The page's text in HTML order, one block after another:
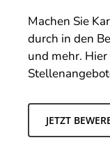
Machen Sie
durch in den
und mehr.
JETZT